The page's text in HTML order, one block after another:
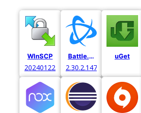
WInSCP
20240122
Battle.net
2.30.2.14766
uGet